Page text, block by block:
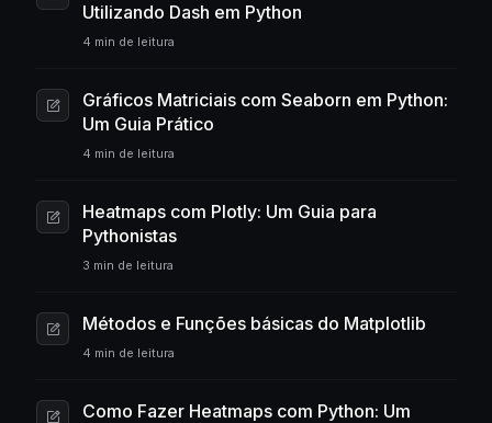
Utilizando Dash em Python
4 min de leitura
Gráficos Matriciais com Seaborn em Python:
Um Guia Prático
4 min de leitura
Heatmaps com Plotly: Um Guia para
Pythonistas
3 min de leitura
Métodos e Funções básicas do Matplotlib
4 min de leitura
Como Fazer Heatmaps com Python: Um